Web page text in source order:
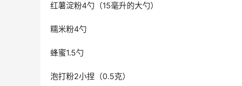
红薯淀粉4勺（15毫升的大勺）
糯米粉4勺
蜂蜜1.5勺
泡打粉2小捏（0.5克）